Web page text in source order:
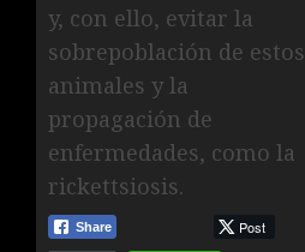
y, con ello, evitar la
sobrepoblación de estos
animales y la
propagación de
enfermedades, como la
rickettsiosis.
Share Post